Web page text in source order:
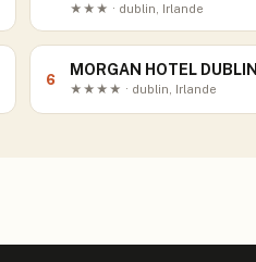
★★★ · dublin, Irlande
6
MORGAN HOTEL DUBLIN
★★★★ · dublin, Irlande